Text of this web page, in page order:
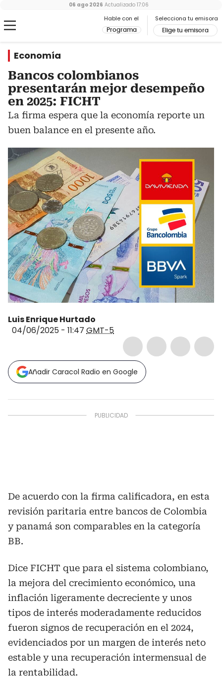
Hable con el
Programa
Selecciona tu emisora
Elige tu emisora
06 ago 2026 Actualizado 17:06
Economía
Bancos colombianos
presentarán mejor desempeño
en 2025: FICHT
La firma espera que la economía reporte un
buen balance en el presente año.
Luis Enrique Hurtado
04/06/2025 - 11:47 GMT-5
Añadir Caracol Radio en Google
De acuerdo con la firma calificadora, en esta
revisión paritaria entre bancos de Colombia
y panamá son comparables en la categoría
BB.
Dice FICHT que para el sistema colombiano,
la mejora del crecimiento económico, una
inflación ligeramente decreciente y unos
tipos de interés moderadamente reducidos
fueron signos de recuperación en el 2024,
evidenciados por un margen de interés neto
estable y una recuperación intermensual de
la rentabilidad.